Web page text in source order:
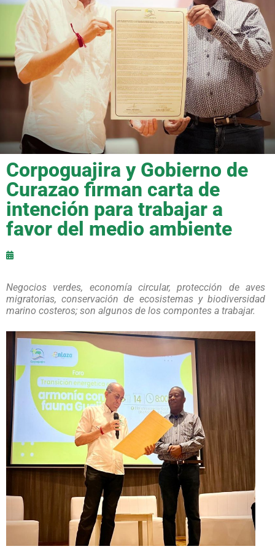
Corpoguajira y Gobierno de
Curazao firman carta de
intención para trabajar a
favor del medio ambiente
Negocios verdes, economía circular, protección de aves
migratorias, conservación de ecosistemas y biodiversidad
marino costeros; son algunos de los compontes a trabajar.